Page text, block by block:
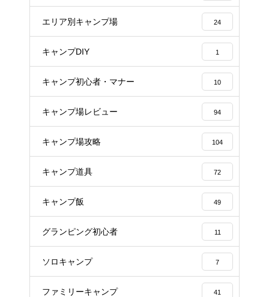
エリア別キャンプ場 24
キャンプDIY 1
キャンプ初心者・マナー 10
キャンプ場レビュー 94
キャンプ場攻略 104
キャンプ道具 72
キャンプ飯 49
グランピング初心者 11
ソロキャンプ 7
ファミリーキャンプ 41